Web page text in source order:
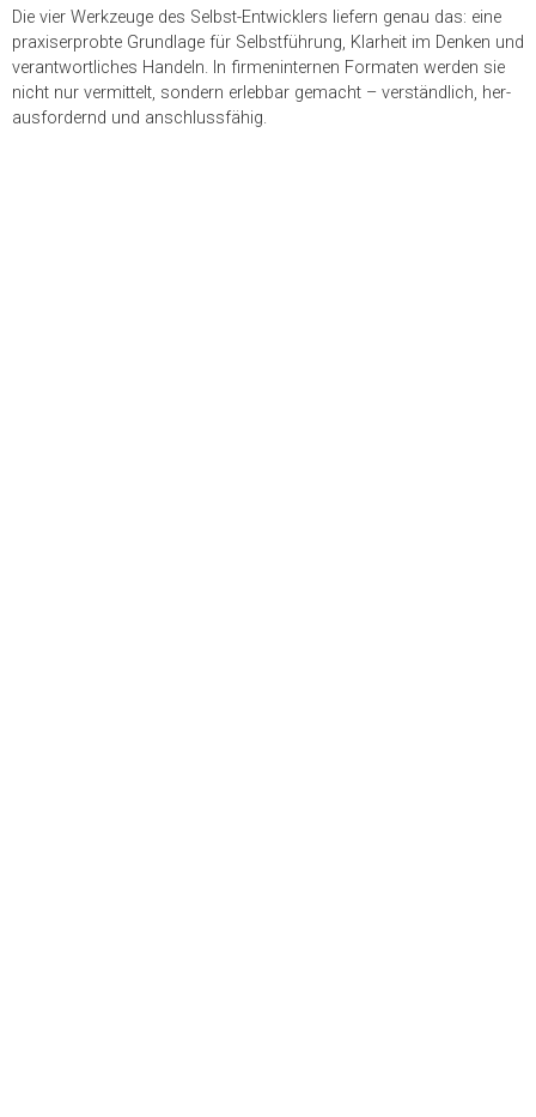
Die vier Werk­zeuge des Selbst-Ent­wick­lers lie­fern genau das: eine
pra­xis­er­probte Grund­lage für Selbst­füh­rung, Klar­heit im Den­ken und
ver­ant­wort­li­ches Han­deln. In fir­men­in­ter­nen For­ma­ten wer­den sie
nicht nur ver­mit­telt, son­dern erleb­bar gemacht – ver­ständ­lich, her­
aus­for­dernd und anschlussfähig.